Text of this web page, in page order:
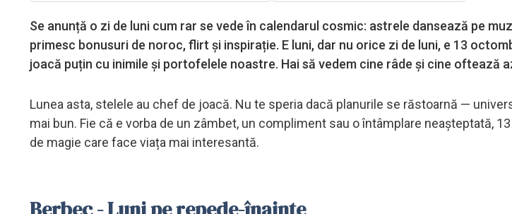
Se anunță o zi de luni cum rar se vede în calendarul cosmic: astrele dansează pe
primesc bonusuri de noroc, flirt și inspirație. E luni, dar nu orice zi de luni, e 13
joacă puțin cu inimile și portofelele noastre. Hai să vedem cine râde și cine oftează
Lunea asta, stelele au chef de joacă. Nu te speria dacă planurile se răstoarnă —
mai bun. Fie că e vorba de un zâmbet, un compliment sau o întâmplare neașteptată,
de magie care face viața mai interesantă.